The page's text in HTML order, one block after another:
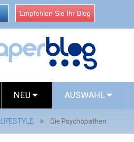
Empfehlen Sie Ihr Blog
NEU AUSWAHL
LIFESTYLE Die Psychopathen